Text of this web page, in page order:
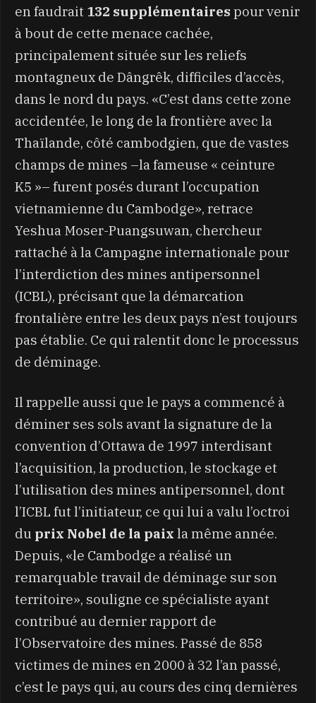
en faudrait 132 supplémentaires pour venir
à bout de cette menace cachée,
principalement située sur les reliefs
montagneux de Dângrêk, difficiles d’accès,
dans le nord du pays. «C’est dans cette zone
accidentée, le long de la frontière avec la
Thaïlande, côté cambodgien, que de vastes
champs de mines –la fameuse « ceinture
K5 »– furent posés durant l’occupation
vietnamienne du Cambodge», retrace
Yeshua Moser-Puangsuwan, chercheur
rattaché à la Campagne internationale pour
l’interdiction des mines antipersonnel
(ICBL), précisant que la démarcation
frontalière entre les deux pays n’est toujours
pas établie. Ce qui ralentit donc le processus
de déminage.
Il rappelle aussi que le pays a commencé à
déminer ses sols avant la signature de la
convention d’Ottawa de 1997 interdisant
l’acquisition, la production, le stockage et
l’utilisation des mines antipersonnel, dont
l’ICBL fut l’initiateur, ce qui lui a valu l’octroi
du prix Nobel de la paix la même année.
Depuis, «le Cambodge a réalisé un
remarquable travail de déminage sur son
territoire», souligne ce spécialiste ayant
contribué au dernier rapport de
l’Observatoire des mines. Passé de 858
victimes de mines en 2000 à 32 l’an passé,
c’est le pays qui, au cours des cinq dernières